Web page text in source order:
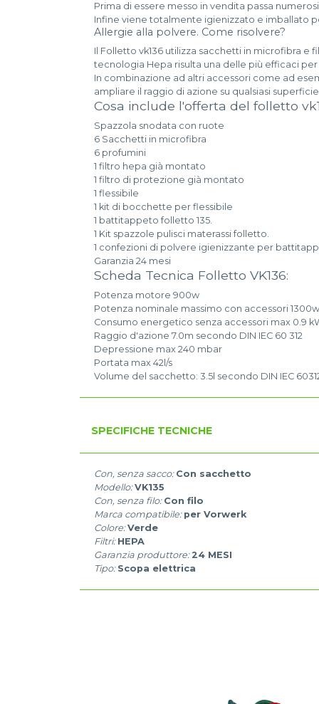
Prima di essere messo in vendita passa
Infine viene totalmente igienizzato e imballato
Allergie alla polvere. Come risolvere?
Il Folletto vk136 utilizza sacchetti in microfibra e
tecnologia Hepa risulta una delle più efficaci
In combinazione ad altri accessori come ad
ampliare il raggio di azione su qualsiasi
Cosa include l'offerta del folletto
Spazzola snodata con ruote
6 Sacchetti in microfibra
6 profumini
1 filtro hepa già montato
1 filtro di protezione già montato
1 flessibile
1 kit di bocchette per flessibile
1 battitappeto folletto 135.
1 Kit spazzole pulisci materassi folletto.
1 confezioni di polvere igienizzante per
Garanzia 24 mesi
Scheda Tecnica Folletto VK136:
Potenza motore 900w
Potenza nominale massimo con accessori 1300w
Consumo energetico senza accessori max 0.9
Raggio d'azione 7.0m secondo DIN IEC 60 312
Depressione max 240 mbar
Portata max 42l/s
Volume del sacchetto: 3.5l secondo DIN IEC
SPECIFICHE TECNICHE
Con, senza sacco: Con sacchetto
Modello: VK135
Con, senza filo: Con filo
Marca compatibile: per Vorwerk
Colore: Verde
Filtri: HEPA
Garanzia produttore: 24 MESI
Tipo: Scopa elettrica